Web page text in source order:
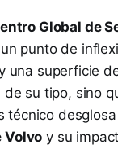
Global de
punto de
una superficie
de su tipo, sino
técnico
Volvo y su